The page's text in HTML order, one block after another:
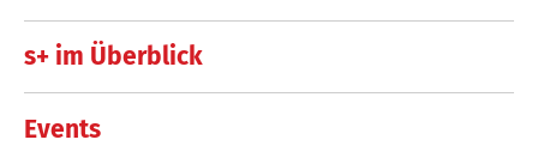
s+ im Überblick
Events